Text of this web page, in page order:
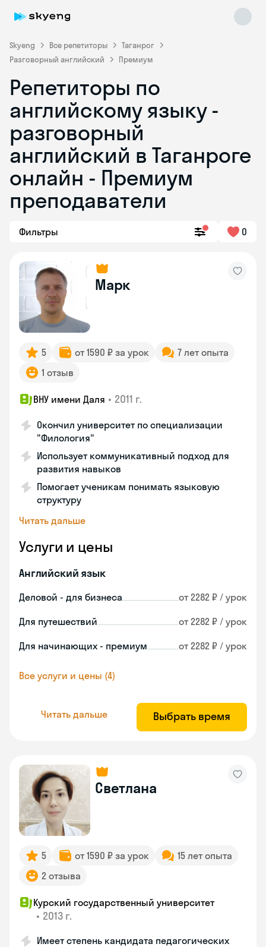
Skyeng Все репетиторы
Таганрог
Разговорный английский
Премиум
Репетиторы по
английскому языку -
разговорный
английский в Таганроге
онлайн - Премиум
преподаватели
Фильтры 0
Марк
5 от 1590 ₽ за урок
7 лет опыта
1 отзыв
ВНУ имени Даля • 2011 г.
Окончил университет по специализации
"Филология"
Использует коммуникативный подход для
развития навыков
Помогает ученикам понимать языковую
структуру
Читать дальше
Услуги и цены
Английский язык
Деловой - для бизнеса от 2282 ₽ / урок
Для путешествий от 2282 ₽ / урок
Для начинающих - премиум от 2282 ₽ / урок
Все услуги и цены (4)
Читать дальше Выбрать время
Светлана
5 от 1590 ₽ за урок
15 лет опыта
2 отзыва
Курский государственный университет
• 2013 г.
Имеет степень кандидата педагогических
Skyeng Chat